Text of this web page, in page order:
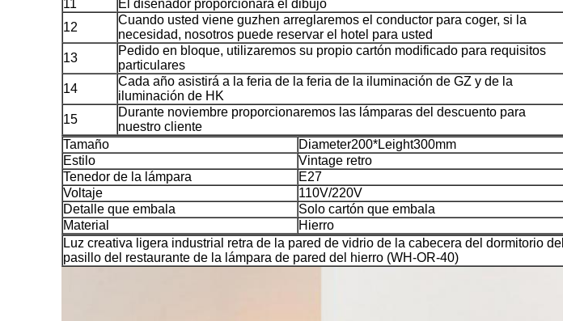
11
El diseñador proporcionará el dibujo
12
Cuando usted viene guzhen arreglaremos el conductor para coger, si la
necesidad, nosotros puede reservar el hotel para usted
13
Pedido en bloque, utilizaremos su propio cartón modificado para requisitos
particulares
14
Cada año asistirá a la feria de la feria de la iluminación de GZ y de la
iluminación de HK
15
Durante noviembre proporcionaremos las lámparas del descuento para
nuestro cliente
Tamaño
Diameter200*Leight300mm
Estilo
Vintage retro
Tenedor de la lámpara
E27
Voltaje
110V/220V
Detalle que embala
Solo cartón que embala
Material
Hierro
Luz creativa ligera industrial retra de la pared de vidrio de la cabecera del dormitorio del
pasillo del restaurante de la lámpara de pared del hierro (WH-OR-40)